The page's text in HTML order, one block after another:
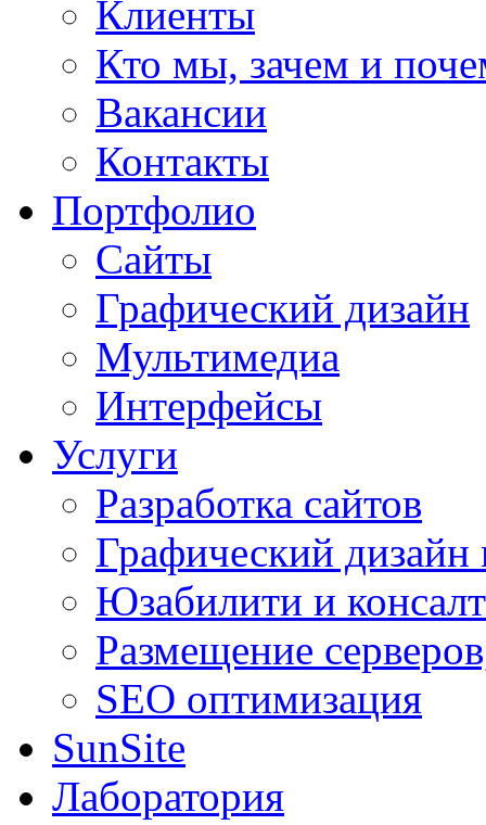
Клиенты
Кто мы, зачем и
Вакансии
Контакты
Портфолио
Сайты
Графический дизайн
Мультимедиa
Интерфейсы
Услуги
Разработка сайтов
Графический дизайн
Юзабилити и
Размещение
SEO оптимизация
SunSite
Лаборатория